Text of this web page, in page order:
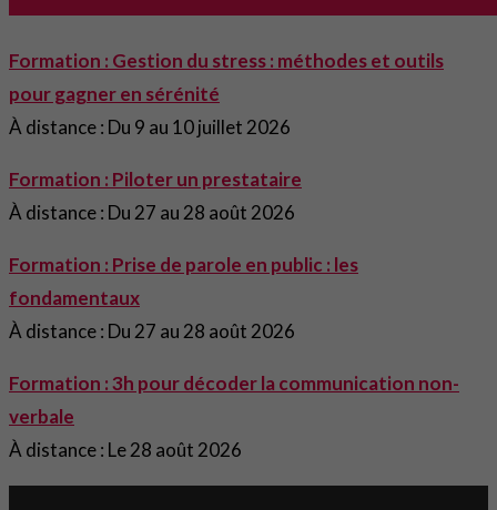
Formation : Gestion du stress : méthodes et outils
pour gagner en sérénité
À distance : Du 9 au 10 juillet 2026
Formation : Piloter un prestataire
À distance : Du 27 au 28 août 2026
Formation : Prise de parole en public : les
fondamentaux
À distance : Du 27 au 28 août 2026
Formation : 3h pour décoder la communication non-
verbale
À distance : Le 28 août 2026